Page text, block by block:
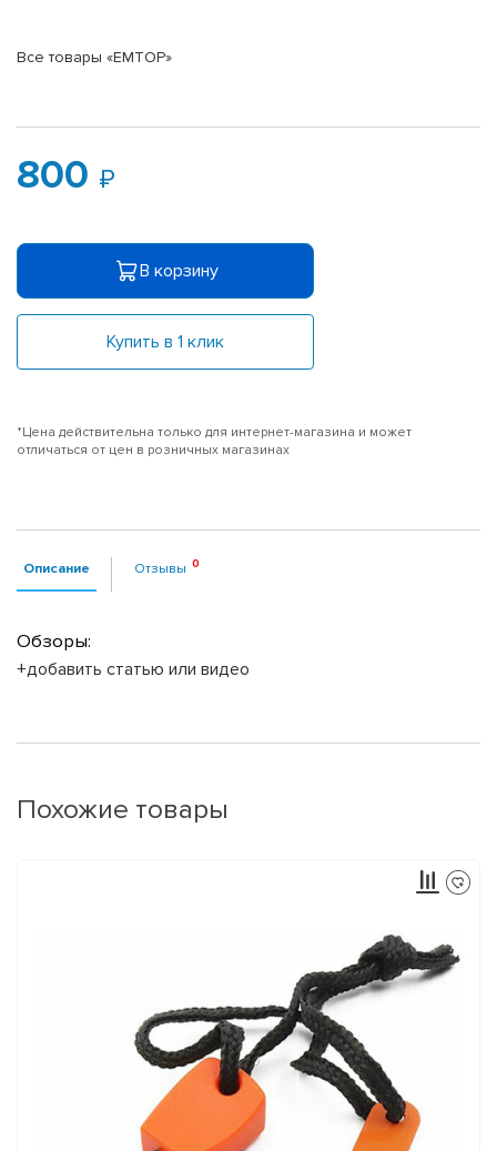
Все товары «EMTOP»
800
В корзину
Купить в 1 клик
*Цена действительна только для интернет-магазина и может
отличаться от цен в розничных магазинах
Описание Отзывы
Обзоры:
+добавить статью или видео
Похожие товары